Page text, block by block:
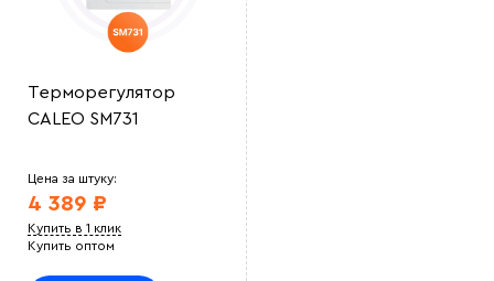
Терморегулятор
CALEO SM731
Цена за штуку:
4 389 ₽
Купить в 1 клик
Купить оптом